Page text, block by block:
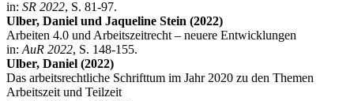
in: SR 2022, S. 81-97.
Ulber, Daniel und Jaqueline Stein (2022)
Arbeiten 4.0 und Arbeitszeitrecht – neuere Entwicklungen
in: AuR 2022, S. 148-155.
Ulber, Daniel (2022)
Das arbeitsrechtliche Schrifttum im Jahr 2020 zu den Themen
Arbeitszeit und Teilzeit